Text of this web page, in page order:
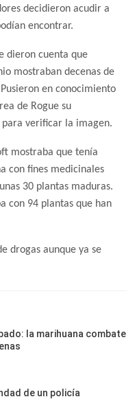
decidieron acudir a
encontrar.
dieron cuenta que
mostraban decenas de
en conocimiento
de Rogue su
verificar la imagen.
mostraba que tenía
con fines medicinales
30 plantas maduras.
con 94 plantas que han
drogas aunque ya se
la marihuana combate
de un policía